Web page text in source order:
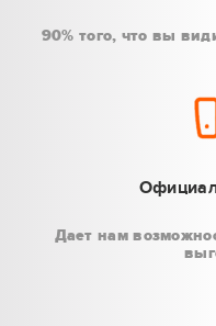
90% того, что вы
Дает нам